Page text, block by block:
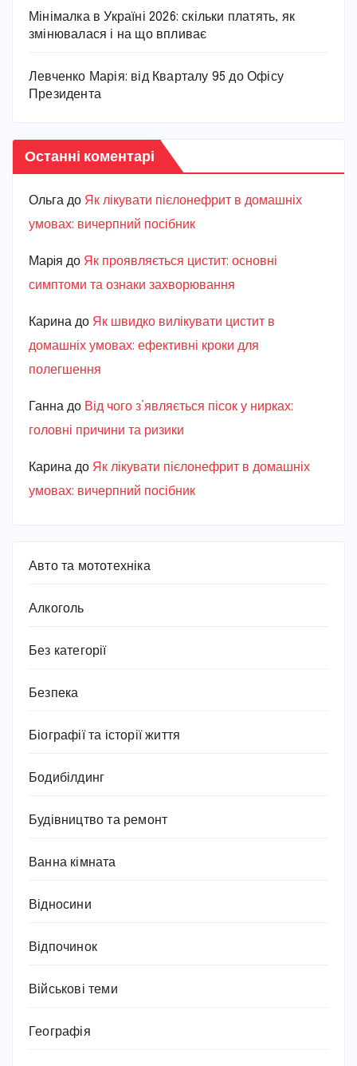
Мінімалка в Україні 2026: скільки платять, як
змінювалася і на що впливає
Левченко Марія: від Кварталу 95 до Офісу
Президента
Останні коментарі
Ольга до Як лікувати пієлонефрит в домашніх
умовах: вичерпний посібник
Марiя до Як проявляється цистит: основні
симптоми та ознаки захворювання
Карина до Як швидко вилікувати цистит в
домашніх умовах: ефективні кроки для
полегшення
Ганна до Від чого з’являється пісок у нирках:
головні причини та ризики
Карина до Як лікувати пієлонефрит в домашніх
умовах: вичерпний посібник
Авто та мототехніка
Алкоголь
Без категорії
Безпека
Біографії та історії життя
Бодибілдинг
Будівництво та ремонт
Ванна кімната
Відносини
Відпочинок
Військові теми
Географія